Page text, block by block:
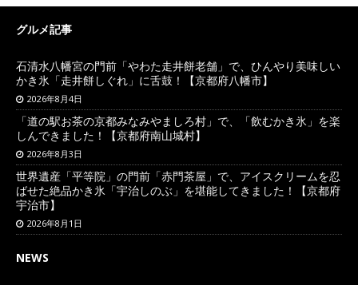
グルメ記事
石清水八幡宮の門前「やわた走井餅老舗」で、ひんやり美味しい
かき氷「走井餅しぐれ」に舌鼓！【京都府八幡市】
2026年8月4日
「道の駅お茶の京都みなみやましろ村」で、「飲むかき氷」を楽
しんできました！【京都府南山城村】
2026年8月3日
世界遺産「平等院」の門前「赤門茶屋」で、アイスクリームを忍
ばせた絶品かき氷「宇治しのぶ」を堪能してきました！【京都府
宇治市】
2026年8月1日
NEWS